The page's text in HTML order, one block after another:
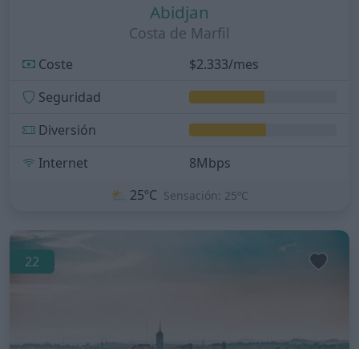
Abidjan
Costa de Marfil
Coste
$2.333/mes
Seguridad
Diversión
Internet
8Mbps
⛅ 25ºC Sensación: 25ºC
22